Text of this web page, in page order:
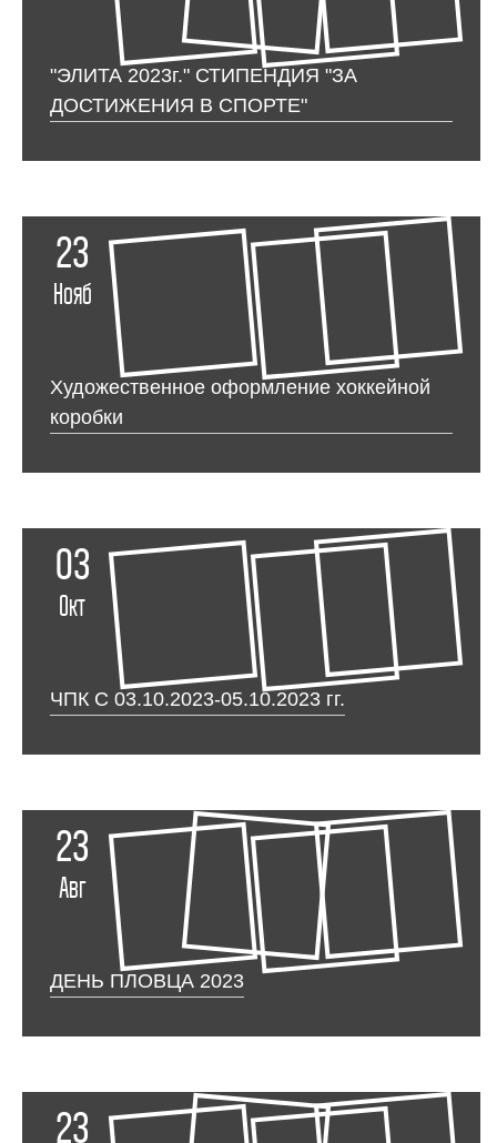
"ЭЛИТА 2023г." СТИПЕНДИЯ "ЗА
ДОСТИЖЕНИЯ В СПОРТЕ"
23
Нояб
Художественное оформление хоккейной
коробки
03
Окт
ЧПК С 03.10.2023-05.10.2023 гг.
23
Авг
ДЕНЬ ПЛОВЦА 2023
23